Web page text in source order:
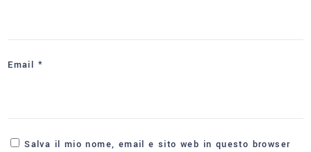
Email *
Salva il mio nome, email e sito web in questo browser